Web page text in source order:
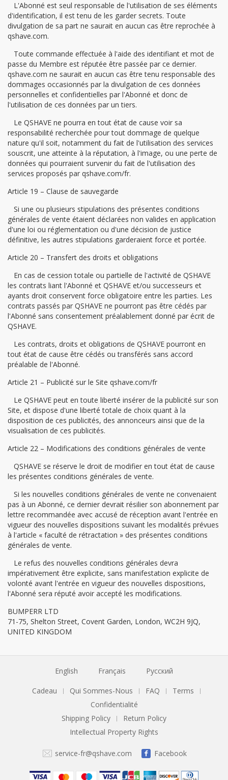
L'Abonné est seul responsable de l'utilisation de ses éléments
d'identification, il est tenu de les garder secrets. Toute
divulgation de sa part ne saurait en aucun cas être reprochée à
qshave.com.
Toute commande effectuée à l'aide des identifiant et mot de
passe du Membre est réputée être passée par ce dernier.
qshave.com ne saurait en aucun cas être tenu responsable des
dommages occasionnés par la divulgation de ces données
personnelles et confidentielles par l'Abonné et donc de
l'utilisation de ces données par un tiers.
Le QSHAVE ne pourra en tout état de cause voir sa
responsabilité recherchée pour tout dommage de quelque
nature qu'il soit, notamment du fait de l'utilisation des services
souscrit, une atteinte à la réputation, à l'image, ou une perte de
données qui pourraient survenir du fait de l'utilisation des
services proposés par qshave.com/fr.
Article 19 – Clause de sauvegarde
Si une ou plusieurs stipulations des présentes conditions
générales de vente étaient déclarées non valides en application
d'une loi ou réglementation ou d'une décision de justice
définitive, les autres stipulations garderaient force et portée.
Article 20 – Transfert des droits et obligations
En cas de cession totale ou partielle de l'activité de QSHAVE
les contrats liant l'Abonné et QSHAVE et/ou successeurs et
ayants droit conservent force obligatoire entre les parties. Les
contrats passés par QSHAVE ne pourront pas être cédés par
l'Abonné sans consentement préalablement donné par écrit de
QSHAVE.
Les contrats, droits et obligations de QSHAVE pourront en
tout état de cause être cédés ou transférés sans accord
préalable de l'Abonné.
Article 21 – Publicité sur le Site qshave.com/fr
Le QSHAVE peut en toute liberté insérer de la publicité sur son
Site, et dispose d'une liberté totale de choix quant à la
disposition de ces publicités, des annonceurs ainsi que de la
visualisation de ces publicités.
Article 22 – Modifications des conditions générales de vente
QSHAVE se réserve le droit de modifier en tout état de cause
les présentes conditions générales de vente.
Si les nouvelles conditions générales de vente ne convenaient
pas à un Abonné, ce dernier devrait résilier son abonnement par
lettre recommandée avec accusé de réception avant l'entrée en
vigueur des nouvelles dispositions suivant les modalités prévues
à l'article « faculté de rétractation » des présentes conditions
générales de vente.
Le refus des nouvelles conditions générales devra
impérativement être explicite, sans manifestation explicite de
volonté avant l'entrée en vigueur des nouvelles dispositions,
l'Abonné sera réputé avoir accepté les modifications.
BUMPERR LTD
71-75, Shelton Street, Covent Garden, London, WC2H 9JQ,
UNITED KINGDOM
English Français Русский
Cadeau | Qui Sommes-Nous | FAQ | Terms |
Confidentialité
Shipping Policy
|
Return Policy
Intellectual Property Rights
service-fr@qshave.com Facebook